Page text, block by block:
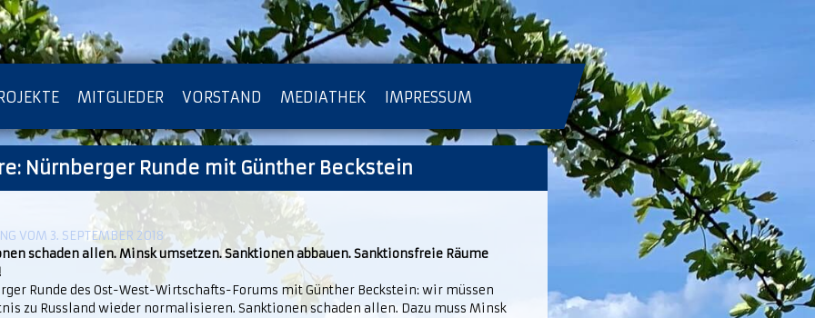
MITGLIEDER VORSTAND MEDIATHEK IMPRESSUM
ARCHIV
Nürnberger Runde mit Günther Beckstein
VOM 3. SEPTEMBER 2018
schaden allen. Minsk umsetzen. Sanktionen abbauen. Sanktionsfreie Räume
Runde des Ost-West-Wirtschafts-Forums mit Günther Beckstein: wir müssen
zu Russland wieder normalisieren. Sanktionen schaden allen. Dazu muss Minsk